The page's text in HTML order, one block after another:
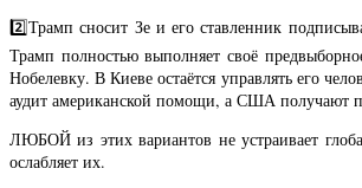
2️⃣Трамп сносит Зе и его ставленник
Трамп полностью выполняет своё
Нобелевку. В Киеве остаётся управлять его
аудит американской помощи, а США получают
ЛЮБОЙ из этих вариантов не устраивает
ослабляет их.